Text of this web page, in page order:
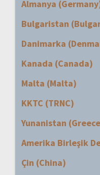
Almanya
Bulgaristan
Danimarka
Kanada (Canada)
Malta (Malta)
KKTC (TRNC)
Yunanistan
Amerika Birleşik
Çin (China)